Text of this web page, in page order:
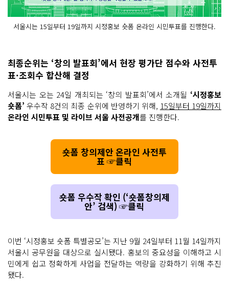
서울시는 15일부터 19일까지 시정홍보 숏폼 온라인 시민투표를 진행한다.
최종순위는 ‘창의 발표회’에서 현장 평가단 점수와 사전투
표·조회수 합산해 결정
서울시는 오는 24일 개최되는 ‘창의 발표회’에서 소개될 ‘시정홍보
숏폼’ 우수작 8건의 최종 순위에 반영하기 위해, 15일부터 19일까지
온라인 시민투표 및 라이브 서울 사전공개를 진행한다.
숏폼 창의제안 온라인 사전투
표 ☞클릭
숏폼 우수작 확인 (‘숏폼창의제
안’ 검색) ☞클릭
이번 ‘시정홍보 숏폼 특별공모’는 지난 9월 24일부터 11월 14일까지
서울시 공무원을 대상으로 실시됐다. 홍보의 중요성을 이해하고 시
민에게 쉽고 정확하게 사업을 전달하는 역량을 강화하기 위해 추진
됐다.